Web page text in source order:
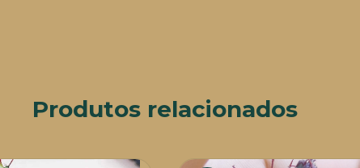
Produtos relacionados